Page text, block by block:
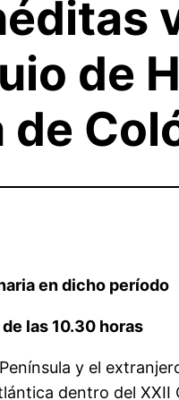
de
de
en dicho período
las 10.30 horas
y el
dentro del XXII